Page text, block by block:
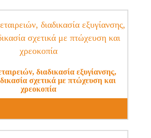
διαδικασία εξυγίανσης,
σχετικά με πτώχευση και
χρεοκοπία